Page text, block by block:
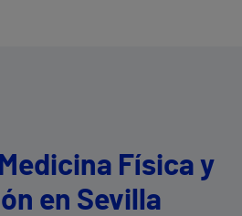
Física y
en Sevilla